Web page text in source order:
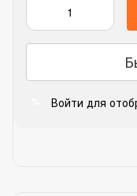
Войти для